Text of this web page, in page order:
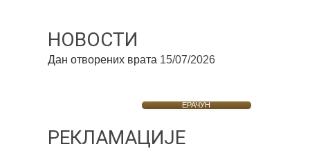
НОВОСТИ
Дан отворених врата 15/07/2026
ЕРАЧУН
РЕКЛАМАЦИЈЕ